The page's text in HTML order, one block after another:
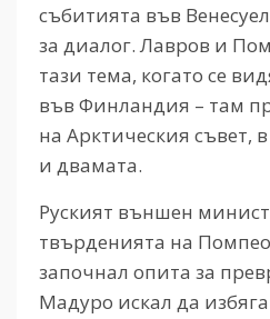
събитията във
за диалог. Лавров и
тази тема, когато се
във Финландия – там
на Арктическия съвет,
и двамата.
Руският външен
твърденията на
започнал опита за
Мадуро искал да